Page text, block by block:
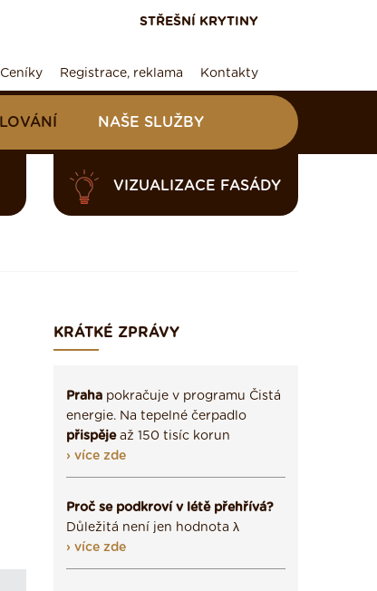
STŘEŠNÍ KRYTINY
Ceníky Registrace, reklama Kontakty
NAŠE SLUŽBY
VIZUALIZACE FASÁDY
KRÁTKÉ ZPRÁVY
Praha pokračuje v programu Čistá
energie. Na tepelné čerpadlo
přispějeaž 150 tisíc korun
› více zde
Proč se podkroví v létě přehřívá?
Důležitá není jen hodnota λ
› více zde